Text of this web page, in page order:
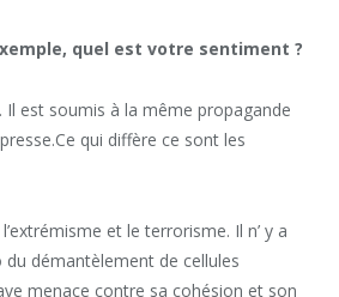
quel est votre sentiment ?
est soumis à la même propagande
qui diffère ce sont les
et le terrorisme. Il n’ y a
du démantèlement de cellules
menace contre sa cohésion et son